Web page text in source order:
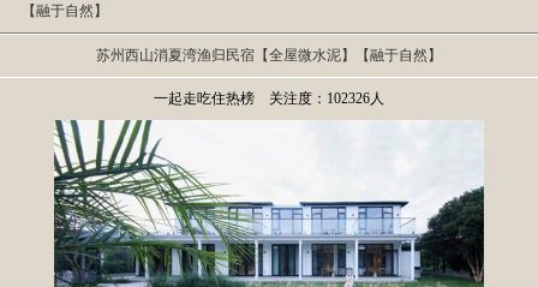
【融于自然】
苏州西山消夏湾渔归民宿【全屋微水泥】【融于自然】
一起走吃住热榜 关注度：102326人